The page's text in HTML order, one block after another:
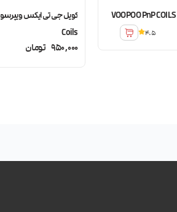
4.5
Coils
950,000 تومان